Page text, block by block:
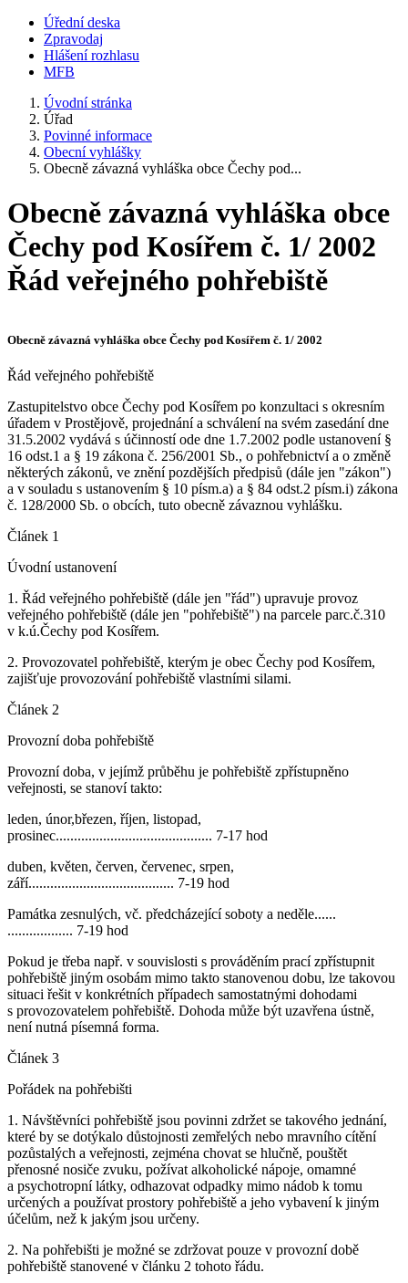
Úřední deska
Zpravodaj
Hlášení rozhlasu
MFB
Úvodní stránka
Úřad
Povinné informace
Obecní vyhlášky
Obecně závazná vyhláška obce Čechy pod...
Obecně závazná vyhláška obce
Čechy pod Kosířem č. 1/ 2002
Řád veřejného pohřebiště
Obecně závazná vyhláška obce Čechy pod Kosířem č. 1/ 2002
Řád veřejného pohřebiště
Zastupitelstvo obce Čechy pod Kosířem po konzultaci s okresním
úřadem v Prostějově, projednání a schválení na svém zasedání dne
31.5.2002 vydává s účinností ode dne 1.7.2002 podle ustanovení §
16 odst.1 a § 19 zákona č. 256/2001 Sb., o pohřebnictví a o změně
některých zákonů, ve znění pozdějších předpisů (dále jen "zákon")
a v souladu s ustanovením § 10 písm.a) a § 84 odst.2 písm.i) zákona
č. 128/2000 Sb. o obcích, tuto obecně závaznou vyhlášku.
Článek 1
Úvodní ustanovení
1. Řád veřejného pohřebiště (dále jen "řád") upravuje provoz
veřejného pohřebiště (dále jen "pohřebiště") na parcele parc.č.310
v k.ú.Čechy pod Kosířem.
2. Provozovatel pohřebiště, kterým je obec Čechy pod Kosířem,
zajišťuje provozování pohřebiště vlastními silami.
Článek 2
Provozní doba pohřebiště
Provozní doba, v jejímž průběhu je pohřebiště zpřístupněno
veřejnosti, se stanoví takto:
leden, únor,březen, říjen, listopad,
prosinec........................................... 7-17 hod
duben, květen, červen, červenec, srpen,
září........................................ 7-19 hod
Památka zesnulých, vč. předcházející soboty a neděle......
.................. 7-19 hod
Pokud je třeba např. v souvislosti s prováděním prací zpřístupnit
pohřebiště jiným osobám mimo takto stanovenou dobu, lze takovou
situaci řešit v konkrétních případech samostatnými dohodami
s provozovatelem pohřebiště. Dohoda může být uzavřena ústně,
není nutná písemná forma.
Článek 3
Pořádek na pohřebišti
1. Návštěvníci pohřebiště jsou povinni zdržet se takového jednání,
které by se dotýkalo důstojnosti zemřelých nebo mravního cítění
pozůstalých a veřejnosti, zejména chovat se hlučně, pouštět
přenosné nosiče zvuku, požívat alkoholické nápoje, omamné
a psychotropní látky, odhazovat odpadky mimo nádob k tomu
určených a používat prostory pohřebiště a jeho vybavení k jiným
účelům, než k jakým jsou určeny.
2. Na pohřebišti je možné se zdržovat pouze v provozní době
pohřebiště stanovené v článku 2 tohoto řádu.